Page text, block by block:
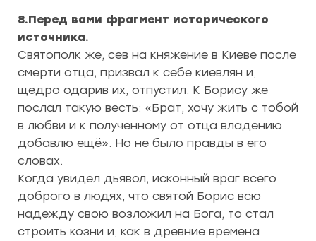
8.Перед вами фрагмент исторического
источника.
Святополк же, сев на княжение в Киеве после
смерти отца, призвал к себе киевлян и,
щедро одарив их, отпустил. К Борису же
послал такую весть: «Брат, хочу жить с тобой
в любви и к полученному от отца владению
добавлю ещё». Но не было правды в его
словах.
Когда увидел дьявол, исконный враг всего
доброго в людях, что святой Борис всю
надежду свою возложил на Бога, то стал
строить козни и, как в древние времена